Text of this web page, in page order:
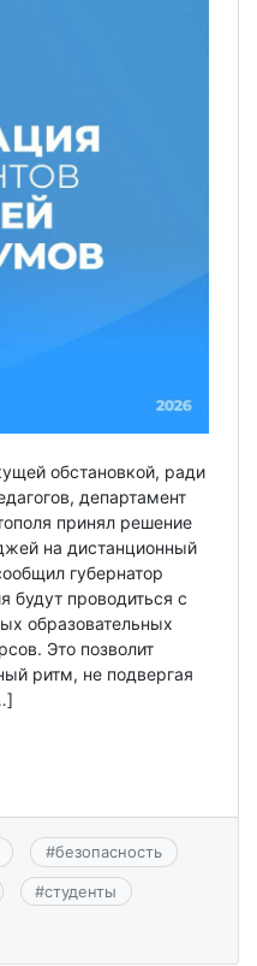
обстановкой, ради
департамент
принял решение
на дистанционный
губернатор
будут проводиться с
образовательных
Это позволит
ритм, не подвергая
#безопасность
#студенты